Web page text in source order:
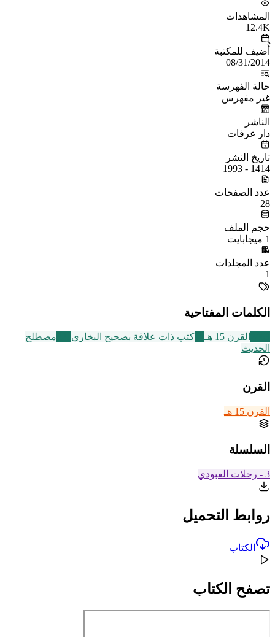
المشاهدات
12.4K
أُضيف للمكتبة
08/31/2014
حالة الفهرسة
غير مفهرس
الناشر
دار عرفات
تاريخ النشر
1414 - 1993
عدد الصفحات
28
حجم الملف
1 ميجابايت
عدد المجلدات
1
الكلمات المفتاحية
القرن 15 هـ كتب ذات علاقة بصحيح البخاري
مصطلح
الحديث
القرن
القرن 15 هـ
السلسلة
3 - رحلات العبودي
روابط التحميل
الكتاب
تصفح الكتاب